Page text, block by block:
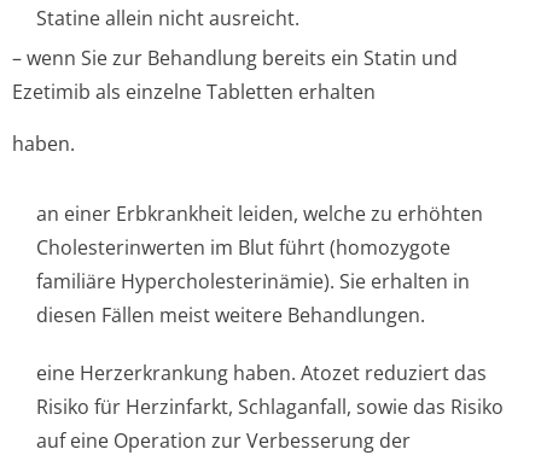
Statine allein nicht ausreicht.
– wenn Sie zur Behandlung bereits ein Statin und
Ezetimib als einzelne Tabletten erhalten
haben.
an einer Erbkrankheit leiden, welche zu erhöhten
Cholesterinwerten im Blut führt (homozygote
familiäre Hypercholeste­rinämie). Sie erhalten in
diesen Fällen meist weitere Behandlungen.
eine Herzerkrankung haben. Atozet reduziert das
Risiko für Herzinfarkt, Schlaganfall, sowie das Risiko
auf eine Operation zur Verbesserung der